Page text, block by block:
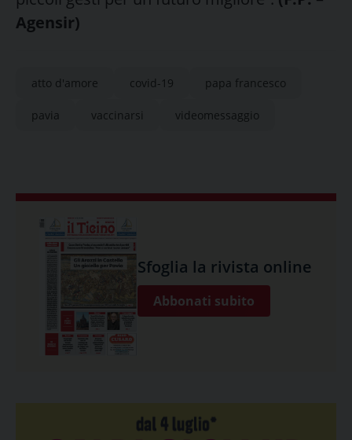
Agensir)
atto d'amore covid-19 papa francesco
pavia vaccinarsi videomessaggio
Sfoglia la rivista online
Abbonati subito